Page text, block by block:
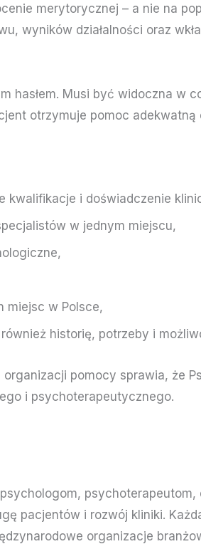
merytorycznej – a nie na
wyników działalności oraz
hasłem. Musi być widoczna w
otrzymuje pomoc adekwatną
kwalifikacje i doświadczenie
w jednym miejscu,
miejsc w Polsce,
historię, potrzeby i
pomocy sprawia, że
i psychoterapeutycznego.
psychoterapeutom,
pacjentów i rozwój kliniki.
organizacje